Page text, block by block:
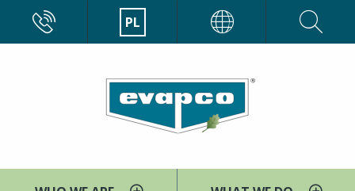
Przejdź
treści
PL